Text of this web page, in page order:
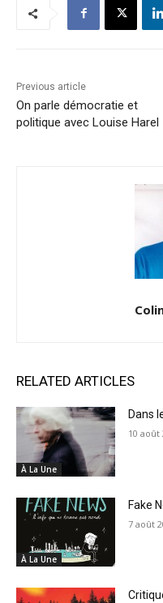
Previous article
On parle démocratie et
politique avec Louise Harel
RELATED ARTICLES
À La Une
Dans
10 août
À La Une
Fake
7 août